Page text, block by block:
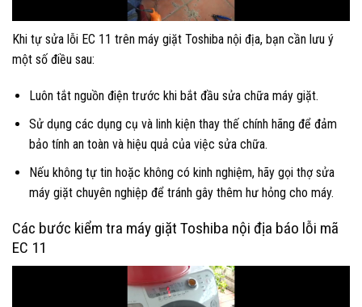
Khi tự sửa lỗi EC 11 trên máy giặt Toshiba nội địa, bạn cần lưu ý
một số điều sau:
Luôn tắt nguồn điện trước khi bắt đầu sửa chữa máy giặt.
Sử dụng các dụng cụ và linh kiện thay thế chính hãng để đảm
bảo tính an toàn và hiệu quả của việc sửa chữa.
Nếu không tự tin hoặc không có kinh nghiệm, hãy gọi thợ sửa
máy giặt chuyên nghiệp để tránh gây thêm hư hỏng cho máy.
Các bước kiểm tra máy giặt Toshiba nội địa báo lỗi mã
EC 11